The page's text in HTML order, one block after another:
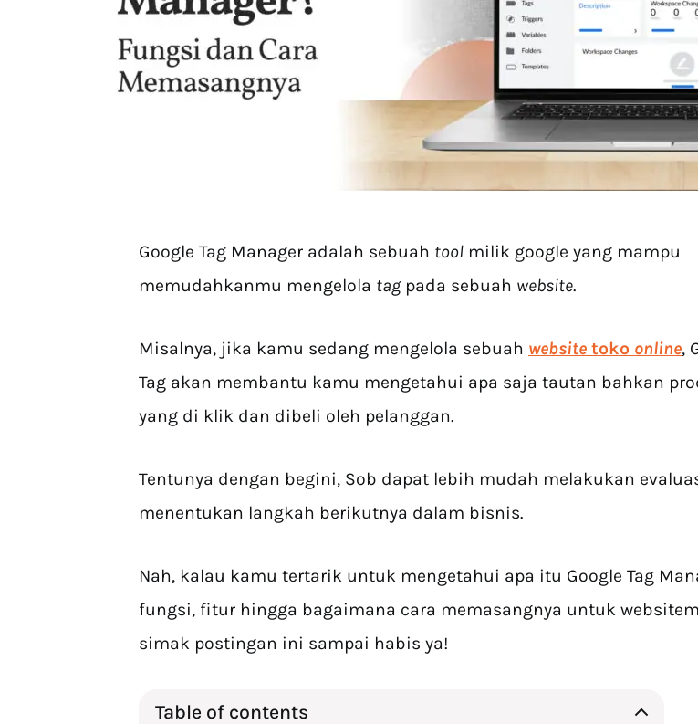
Google Tag Manager adalah sebuah tool milik google yang mampu
memudahkanmu mengelola tagpada sebuah website.
Misalnya, jika kamu sedang mengelola sebuah website toko online,
Tag akan membantu kamu mengetahui apa saja tautan bahkan
yang di klik dan dibeli oleh pelanggan.
Tentunya dengan begini, Sob dapat lebih mudah melakukan
menentukan langkah berikutnya dalam bisnis.
Nah, kalau kamu tertarik untuk mengetahui apa itu Google Tag
fungsi, fitur hingga bagaimana cara memasangnya untuk
simak postingan ini sampai habis ya!
Table of contents